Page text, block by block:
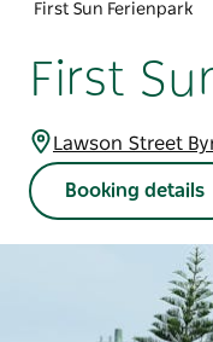
First Sun Ferienpark
First
Lawson Street
Booking details